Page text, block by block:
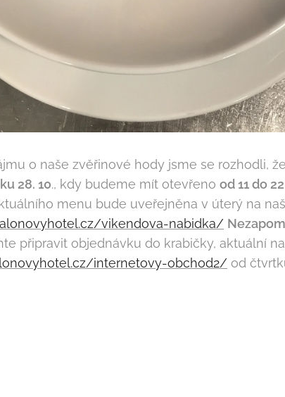
o naše zvěřinové hody jsme se rozhodli,
28. 10., kdy budeme mít otevřeno od 11 do
menu bude uveřejněna v úterý na
vikendova-nabidka/
připravit objednávku do krabičky, aktuální
internetovy-obchod2/ od